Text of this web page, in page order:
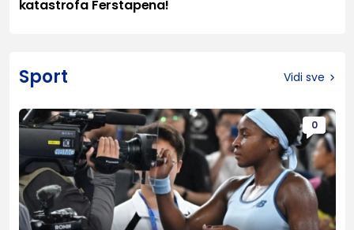
katastrofa Ferstapena!
Sport Vidi sve
0